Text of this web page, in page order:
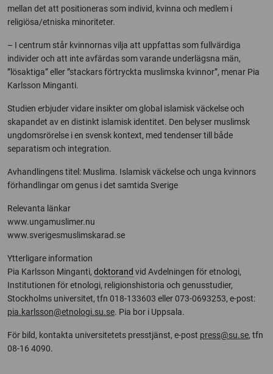
mellan det att positioneras som individ, kvinna och medlem i
religiösa/etniska minoriteter.
– I centrum står kvinnornas vilja att uppfattas som fullvärdiga
individer och att inte avfärdas som varande underlägsna män,
”lösaktiga” eller ”stackars förtryckta muslimska kvinnor”, menar Pia
Karlsson Minganti.
Studien erbjuder vidare insikter om global islamisk väckelse och
skapandet av en distinkt islamisk identitet. Den belyser muslimsk
ungdomsrörelse i en svensk kontext, med tendenser till både
separatism och integration.
Avhandlingens titel: Muslima. Islamisk väckelse och unga kvinnors
förhandlingar om genus i det samtida Sverige
Relevanta länkar
www.ungamuslimer.nu
www.sverigesmuslimskarad.se
Ytterligare information
Pia Karlsson Minganti, doktorand vid Avdelningen för etnologi,
Institutionen för etnologi, religionshistoria och genusstudier,
Stockholms universitet, tfn 018-133603 eller 073-0693253, e-post:
pia.karlsson@etnologi.su.se. Pia bor i Uppsala.
För bild, kontakta universitetets presstjänst, e-post press@su.se, tfn
08-16 4090.